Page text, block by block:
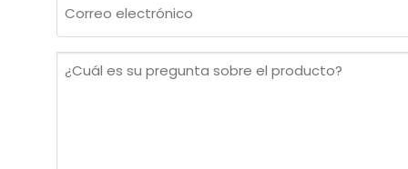
electrónico
¿Cuál